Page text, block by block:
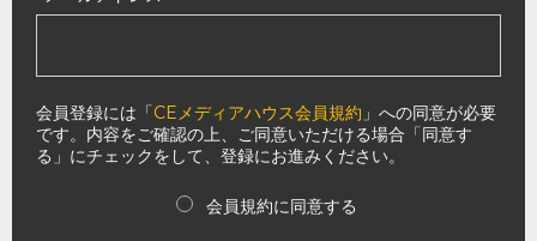
会員登録には「CEメディアハウス会員規約 」への同意が必要
です。内容をご確認の上、ご同意いただける場合「同意す
る」にチェックをして、登録にお進みください。
会員規約に同意する